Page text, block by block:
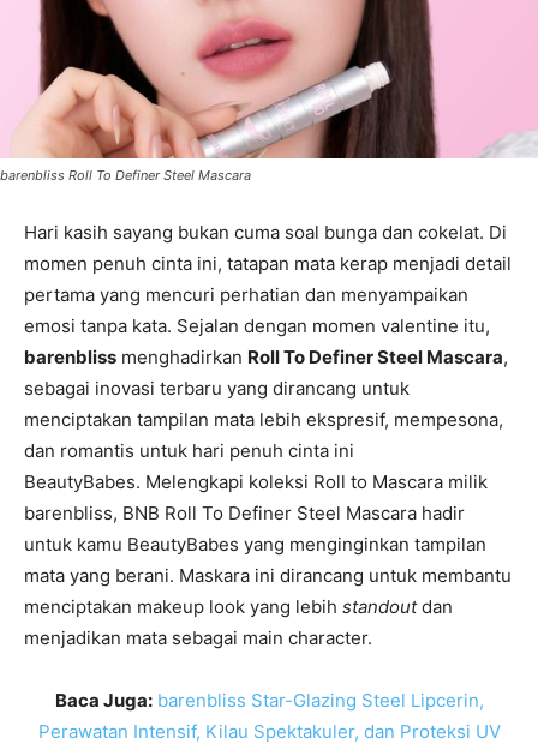
barenbliss Roll To Definer Steel Mascara
Hari kasih sayang bukan cuma soal bunga dan cokelat. Di
momen penuh cinta ini, tatapan mata kerap menjadi detail
pertama yang mencuri perhatian dan menyampaikan
emosi tanpa kata. Sejalan dengan momen valentine itu,
barenbliss menghadirkan Roll To Definer Steel Mascara,
sebagai inovasi terbaru yang dirancang untuk
menciptakan tampilan mata lebih ekspresif, mempesona,
dan romantis untuk hari penuh cinta ini
BeautyBabes. Melengkapi koleksi Roll to Mascara milik
barenbliss, BNB Roll To Definer Steel Mascara hadir
untuk kamu BeautyBabes yang menginginkan tampilan
mata yang berani. Maskara ini dirancang untuk membantu
menciptakan makeup look yang lebih standoutdan
menjadikan mata sebagai main character.
Baca Juga: barenbliss Star-Glazing Steel Lipcerin,
Perawatan Intensif, Kilau Spektakuler, dan Proteksi UV